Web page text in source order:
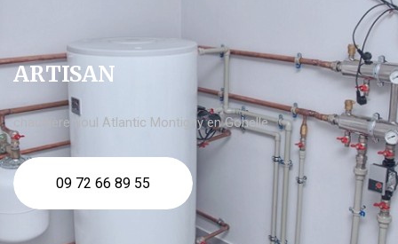
ARTISAN
chaudière fioul Atlantic Montigny en Gohelle
09 72 66 89 55